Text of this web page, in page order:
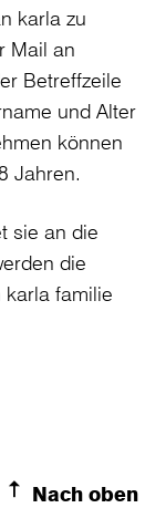
karla zu
Mail an
Betreffzeile
und Alter
können
Jahren.
sie an die
die
karla familie
Nach oben